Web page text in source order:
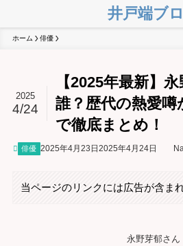
井戸端ブ
ホーム 俳優
【2025年最新】
誰？歴代の熱愛噂
で徹底まとめ！
2025
4/24
俳優 2025年4月23日2025年4月24日
当ページのリンクには広告が含ま
永野芽郁さん